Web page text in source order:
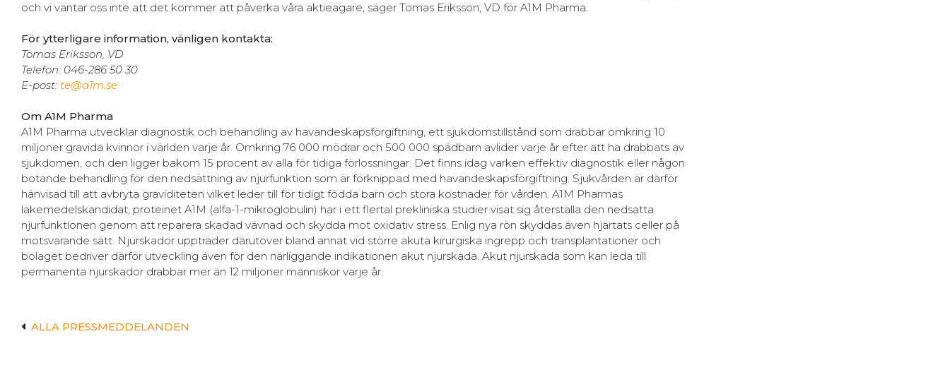
och vi väntar oss inte att det kommer att påverka våra aktieägare, säger Tomas Eriksson, VD för A1M Pharma.
För ytterligare information, vänligen kontakta:
Tomas Eriksson, VD
Telefon: 046-286 50 30
E-post: te@a1m.se
Om A1M Pharma
A1M Pharma utvecklar diagnostik och behandling av havandeskapsförgiftning, ett sjukdomstillstånd som drabbar omkring 10
miljoner gravida kvinnor i världen varje år. Omkring 76 000 mödrar och 500 000 spädbarn avlider varje år efter att ha drabbats av
sjukdomen, och den ligger bakom 15 procent av alla för tidiga förlossningar. Det finns idag varken effektiv diagnostik eller någon
botande behandling för den nedsättning av njurfunktion som är förknippad med havandeskapsförgiftning. Sjukvården är därför
hänvisad till att avbryta graviditeten vilket leder till för tidigt födda barn och stora kostnader för vården. A1M Pharmas
läkemedelskandidat, proteinet A1M (alfa-1-mikroglobulin) har i ett flertal prekliniska studier visat sig återställa den nedsatta
njurfunktionen genom att reparera skadad vävnad och skydda mot oxidativ stress. Enlig nya rön skyddas även hjärtats celler på
motsvarande sätt. Njurskador uppträder därutöver bland annat vid större akuta kirurgiska ingrepp och transplantationer och
bolaget bedriver därför utveckling även för den närliggande indikationen akut njurskada. Akut njurskada som kan leda till
permanenta njurskador drabbar mer än 12 miljoner människor varje år.
ALLA PRESSMEDDELANDEN